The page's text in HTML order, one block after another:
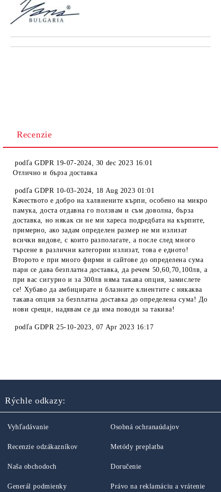
Recenzie
podľaGDPR 19-07-2024, 30 dec 2023 16:01
Отлично и бърза доставка
podľaGDPR 10-03-2024, 18 Aug 2023 01:01
Качеството е добро на халвиените кърпи, особено на микро
памука, доста отдавна го ползвам и съм доволна, бърза
доставка, но някак си не ми хареса подредбата на кърпите,
примерно, ако задам определен размер не ми излизат
всички видове, с които разполагате, а после след много
търсене в различни категории излизат, това е едното!
Второто е при много фирми и сайтове до определена сума
пари се дава безплатна доставка, да речем 50,60,70,100лв, а
при вас сигурно и за 300лв няма такава опция, замислете
се! Хубаво да амбицирате и блазните клиентите с някаква
такава опция за безплатна доставка до определена сума! До
нови срещи, надявам се да има поводи за такива!
podľaGDPR 25-10-2023, 07 Apr 2023 16:17
Rýchle odkazy:
Vyhľadávanie
Recenzie odzákazníkov
Naša obchodoch
Generál podmienky
Osobná ochranaúdajov
Metódy preplatba
Doručenie
Právo na reklamáciu a vrátenie